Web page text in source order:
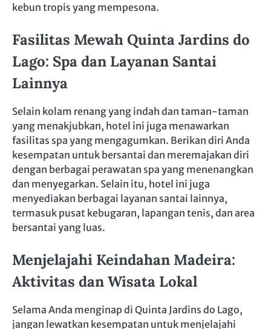
kebun tropis yang mempesona.
Fasilitas Mewah Quinta Jardins do
Lago: Spa dan Layanan Santai
Lainnya
Selain kolam renang yang indah dan taman-taman
yang menakjubkan, hotel ini juga menawarkan
fasilitas spa yang mengagumkan. Berikan diri Anda
kesempatan untuk bersantai dan meremajakan diri
dengan berbagai perawatan spa yang menenangkan
dan menyegarkan. Selain itu, hotel ini juga
menyediakan berbagai layanan santai lainnya,
termasuk pusat kebugaran, lapangan tenis, dan area
bersantai yang luas.
Menjelajahi Keindahan Madeira:
Aktivitas dan Wisata Lokal
Selama Anda menginap di Quinta Jardins do Lago,
jangan lewatkan kesempatan untuk menjelajahi